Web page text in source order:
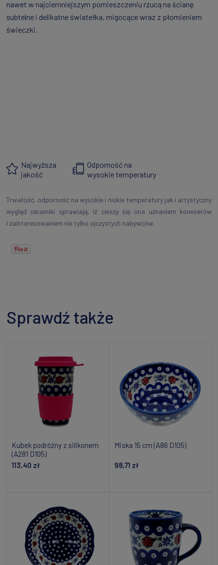
nawet w najciemniejszym pomieszczeniu rzucą na ścianę
subtelne i delikatne światełka, migocące wraz z płomieniem
świeczki.
Najwyższa
jakość
Odporność na
wysokie temperatury
Trwałość, odporność na wysokie i niskie temperatury jak i artystyczny
wygląd ceramiki sprawiają, iż cieszy się ona uznaniem koneserów
i zainteresowaniem nie tylko ojczystych nabywców.
Sprawdź także
Kubek podróżny z silikonem
(A281 D105)
113,40 zł
Miska 15 cm (A86 D105)
98,71 zł